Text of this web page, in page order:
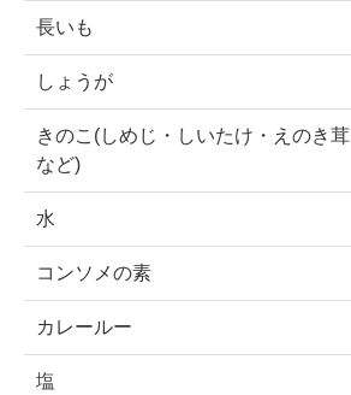
長いも
しょうが
きのこ(しめじ・しいたけ・えのき茸
など)
水
コンソメの素
カレールー
塩